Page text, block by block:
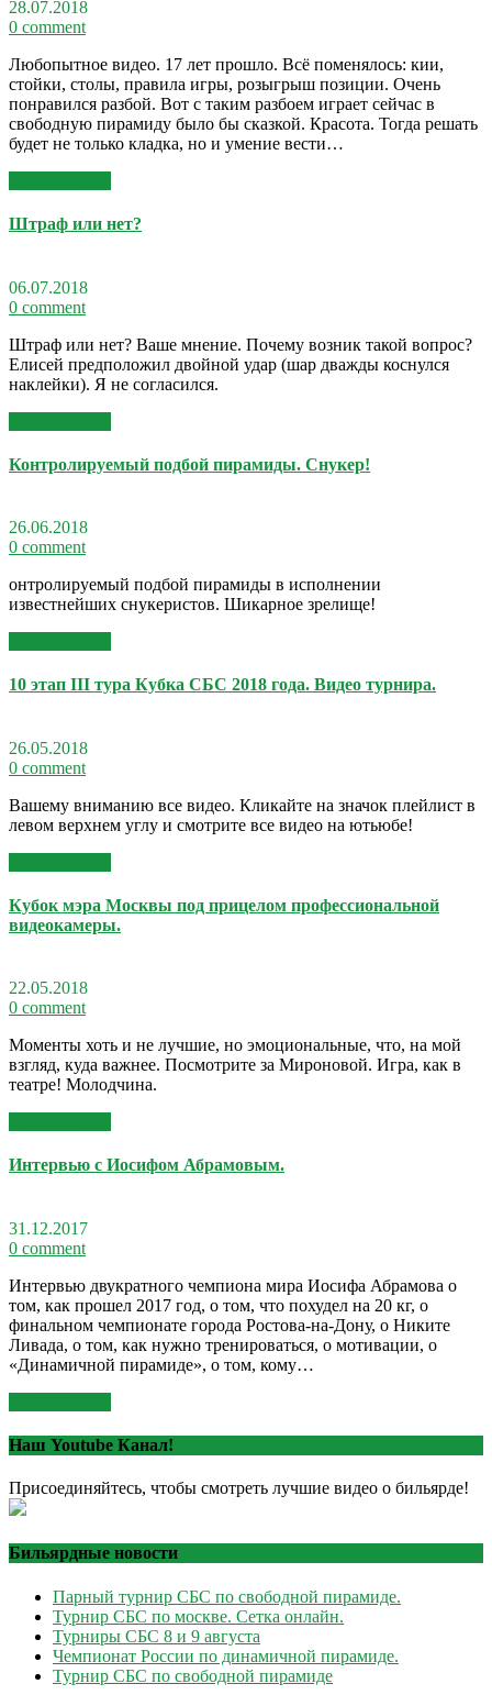
28.07.2018
0 comment
Любопытное видео. 17 лет прошло. Всё поменялось: кии,
стойки, столы, правила игры, розыгрыш позиции. Очень
понравился разбой. Вот с таким разбоем играет сейчас в
свободную пирамиду было бы сказкой. Красота. Тогда решать
будет не только кладка, но и умение вести…
Штраф или нет?
06.07.2018
0 comment
Штраф или нет? Ваше мнение. Почему возник такой вопрос?
Елисей предположил двойной удар (шар дважды коснулся
наклейки). Я не согласился.
Контролируемый подбой пирамиды. Снукер!
26.06.2018
0 comment
онтролируемый подбой пирамиды в исполнении
известнейших снукеристов. Шикарное зрелище!
10 этап III тура Кубка СБС 2018 года. Видео турнира.
26.05.2018
0 comment
Вашему вниманию все видео. Кликайте на значок плейлист в
левом верхнем углу и смотрите все видео на ютьюбе!
Кубок мэра Москвы под прицелом профессиональной
видеокамеры.
22.05.2018
0 comment
Моменты хоть и не лучшие, но эмоциональные, что, на мой
взгляд, куда важнее. Посмотрите за Мироновой. Игра, как в
театре! Молодчина.
Интервью с Иосифом Абрамовым.
31.12.2017
0 comment
Интервью двукратного чемпиона мира Иосифа Абрамова о
том, как прошел 2017 год, о том, что похудел на 20 кг, о
финальном чемпионате города Ростова-на-Дону, о Никите
Ливада, о том, как нужно тренироваться, о мотивации, о
«Динамичной пирамиде», о том, кому…
Наш Youtube Канал!
Присоединяйтесь, чтобы смотреть лучшие видео о бильярде!
Бильярдные новости
Парный турнир СБС по свободной пирамиде.
Турнир СБС по москве. Сетка онлайн.
Турниры СБС 8 и 9 августа
Чемпионат России по динамичной пирамиде.
Турнир СБС по свободной пирамиде